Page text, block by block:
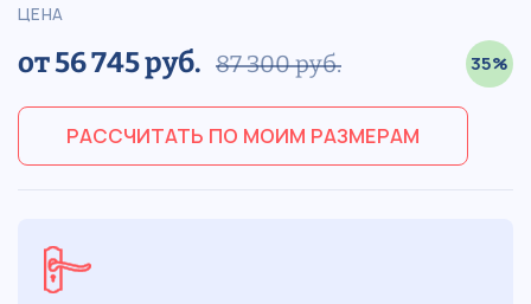
ЦЕНА
от 56 745 руб. 87 300 руб. 35%
РАССЧИТАТЬ ПО МОИМ РАЗМЕРАМ